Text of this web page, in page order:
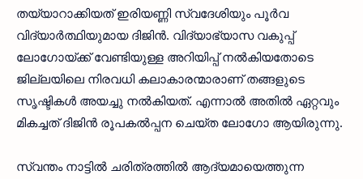
തയ്യാറാക്കിയത് ഇരിയണ്ണി സ്വദേശിയും പൂര്‍വ
വിദ്യാര്‍ത്ഥിയുമായ ദിജിന്‍. വിദ്യാഭ്യാസ വകുപ്പ്
ലോഗോയ്ക്ക് വേണ്ടിയുള്ള അറിയിപ്പ് നല്‍കിയതോടെ
ജില്ലയിലെ നിരവധി കലാകാരന്മാരാണ് തങ്ങളുടെ
സൃഷ്ടികള്‍ അയച്ചു നല്‍കിയത്. എന്നാല്‍ അതില്‍ ഏറ്റവും
മികച്ചത് ദിജിന്‍ രൂപകല്‍പ്പന ചെയ്ത ലോഗോ ആയിരുന്നു.
സ്വന്തം നാട്ടില്‍ ചരിത്രത്തില്‍ ആദ്യമായെത്തുന്ന